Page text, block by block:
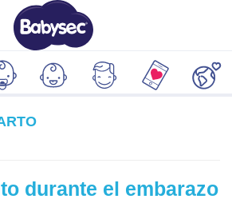
durante el embarazo